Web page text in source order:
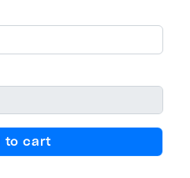
to cart